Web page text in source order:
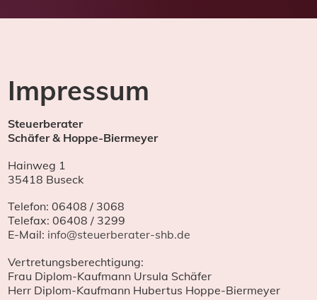
Impressum
Steuerberater
Schäfer & Hoppe-Biermeyer
Hainweg 1
35418 Buseck
Telefon: 06408 / 3068
Telefax: 06408 / 3299
E-Mail: info@steuerberater-shb.de
Vertretungsberechtigung:
Frau Diplom-Kaufmann Ursula Schäfer
Herr Diplom-Kaufmann Hubertus Hoppe-Biermeyer